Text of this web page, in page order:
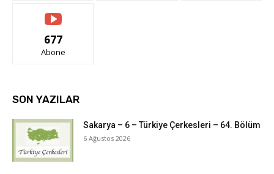
677
Abone
SON YAZILAR
Sakarya – 6 – Türkiye Çerkesleri – 64. Bölüm
6 Ağustos 2026